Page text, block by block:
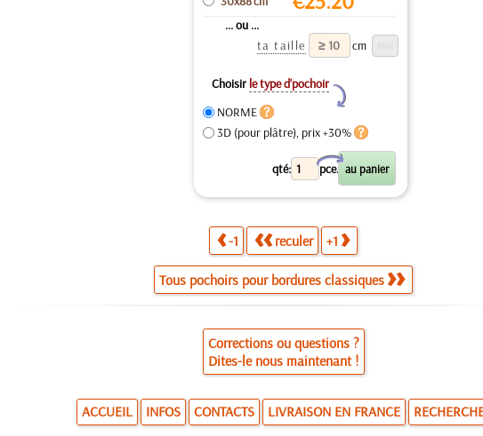
... ou ...
ta taille
cm
Choisir le type d’pochoir
Y
NORME
3D (pour plâtre), prix +30%
qté: pce.
X
-1 reculer +1
Tous pochoirs pour bordures classiques
Corrections ou questions ?
Dites-le nous maintenant !
ACCUEIL INFOS CONTACTS LIVRAISON EN FRANCE